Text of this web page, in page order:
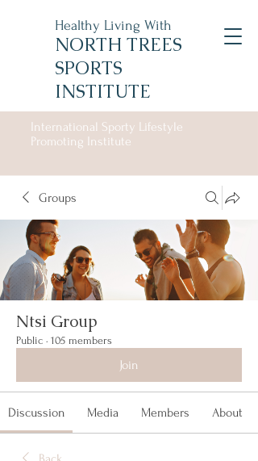
Healthy Living With
NORTH TREES
SPORTS
INSTITUTE
International Sporty Lifestyle
Promoting Institute
Groups
Ntsi Group
Public · 105 members
Join
Discussion Media Members About